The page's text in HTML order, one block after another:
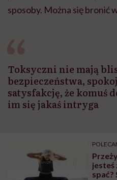
sposoby. Można się bronić
Toksyczni nie mają
bezpieczeństwa,
satysfakcję, że komuś
im się jakaś intryga
jesteś
spać?